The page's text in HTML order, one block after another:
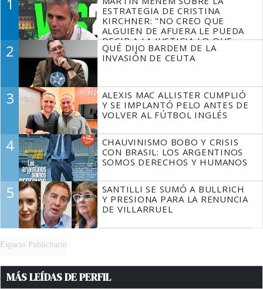
ESTRATEGIA DE CRISTINA
KIRCHNER: "NO CREO QUE
ALGUIEN DE AFUERA LE PUEDA
DECIR A LA JUSTICIA LO QUE
TIENE QUE HACER"
2
QUÉ DIJO BARDEM DE LA
INVASIÓN DE CEUTA
3
ALEXIS MAC ALLISTER CUMPLIÓ
Y SE IMPLANTÓ PELO ANTES DE
VOLVER AL FÚTBOL INGLÉS
4
CHAUVINISMO BOBO Y CRISIS
CON BRASIL: LOS ARGENTINOS
SOMOS DERECHOS Y HUMANOS
5
SANTILLI SE SUMÓ A BULLRICH
Y PRESIONA PARA LA RENUNCIA
DE VILLARRUEL
Espacio Publicitario
MÁS LEÍDAS DE PERFIL